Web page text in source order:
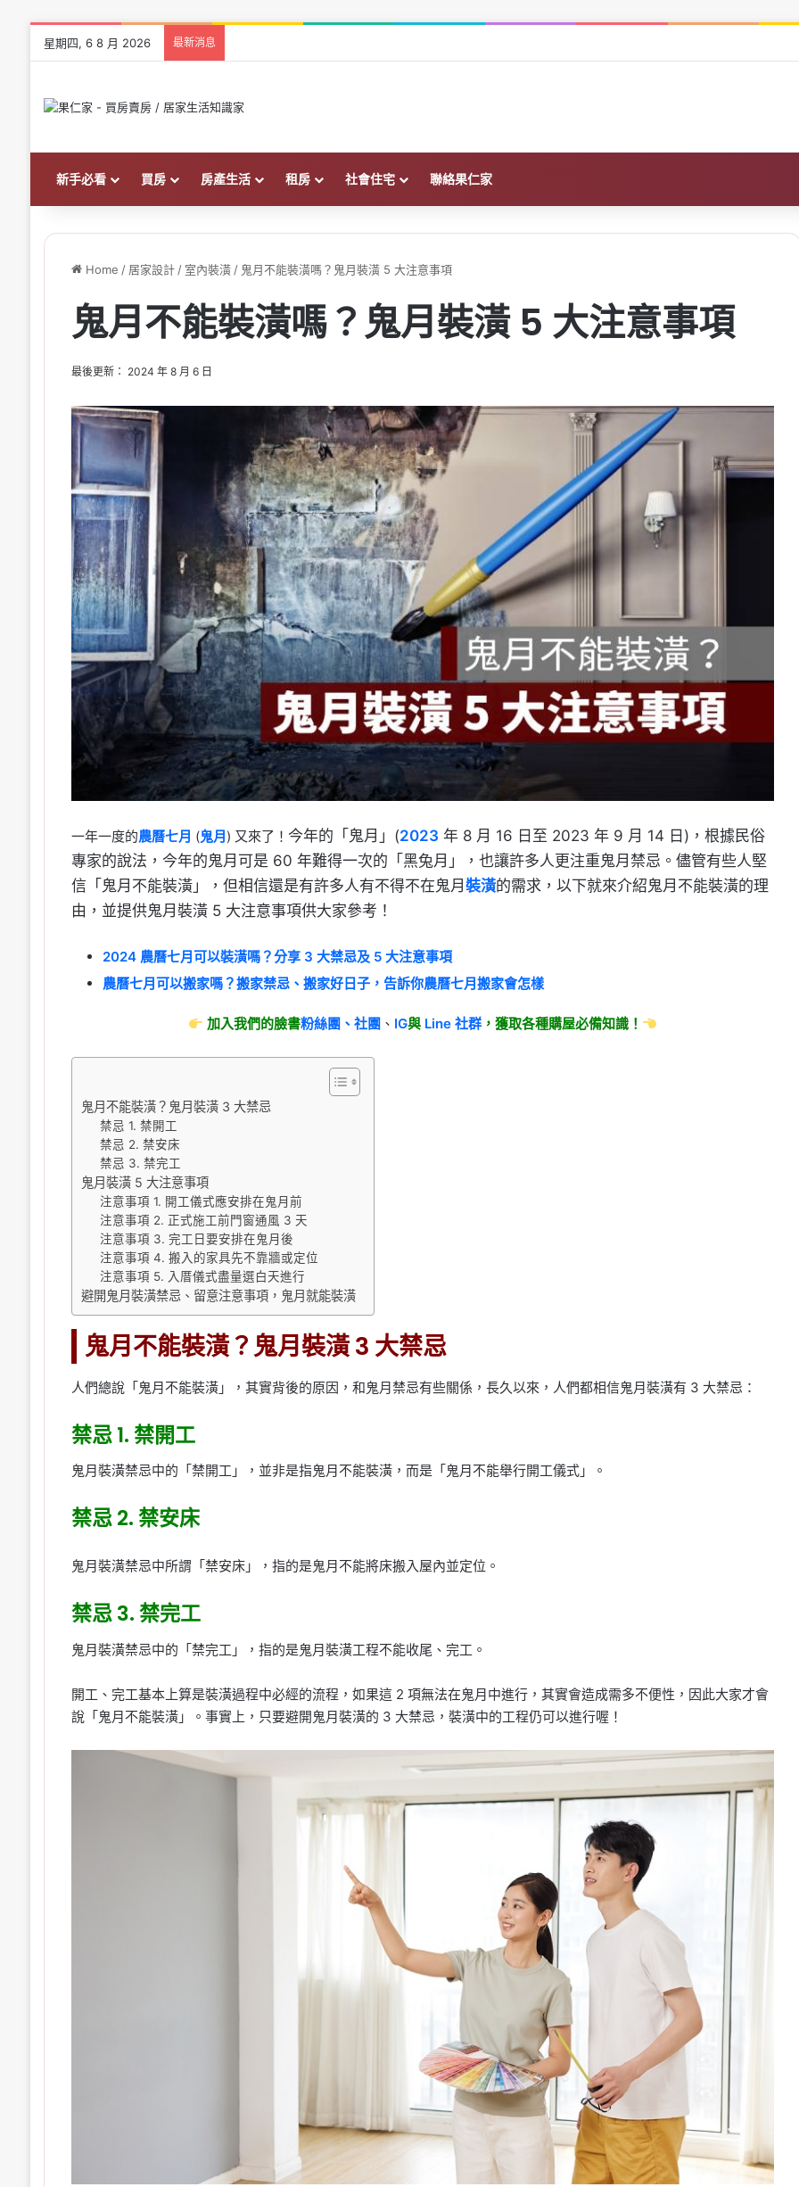
星期四, 6 8 月 2026 最新消息
新手必看 買房 房產生活 租房 社會住宅 聯絡果仁家
Home / 居家設計 / 室內裝潢 / 鬼月不能裝潢嗎？鬼月裝潢 5 大注意事項
鬼月不能裝潢嗎？鬼月裝潢 5 大注意事項
最後更新： 2024 年 8 月 6 日
一年一度的農曆七月 (鬼月 ) 又來了！ 今年的「鬼月」(2023 年 8 月 16 日至 2023 年 9 月 14 日)，根據民俗
專家的說法，今年的鬼月可是 60 年難得一次的「黑兔月」，也讓許多人更注重鬼月禁忌。儘管有些人堅
信「鬼月不能裝潢」，但相信還是有許多人有不得不在鬼月 裝潢的需求，以下就來介紹鬼月不能裝潢的理
由，並提供鬼月裝潢 5 大注意事項供大家參考！
2024 農曆七月可以裝潢嗎？分享 3 大禁忌及 5 大注意事項
農曆七月可以搬家嗎？搬家禁忌、搬家好日子，告訴你農曆七月搬家會怎樣
加入我們的臉書粉絲團、 社團 、 IG與 Line 社群，獲取各種購屋必備知識！
鬼月不能裝潢？鬼月裝潢 3 大禁忌
禁忌 1. 禁開工
禁忌 2. 禁安床
禁忌 3. 禁完工
鬼月裝潢 5 大注意事項
注意事項 1. 開工儀式應安排在鬼月前
注意事項 2. 正式施工前門窗通風 3 天
注意事項 3. 完工日要安排在鬼月後
注意事項 4. 搬入的家具先不靠牆或定位
注意事項 5. 入厝儀式盡量選白天進行
避開鬼月裝潢禁忌、留意注意事項，鬼月就能裝潢
鬼月不能裝潢？鬼月裝潢 3 大禁忌
人們總說「鬼月不能裝潢」，其實背後的原因，和鬼月禁忌有些關係，長久以來，人們都相信鬼月裝潢有 3 大禁忌：
禁忌 1. 禁開工
鬼月裝潢禁忌中的「禁開工」，並非是指鬼月不能裝潢，而是「鬼月不能舉行開工儀式」。
禁忌 2. 禁安床
鬼月裝潢禁忌中所謂「禁安床」，指的是鬼月不能將床搬入屋內並定位。
禁忌 3. 禁完工
鬼月裝潢禁忌中的「禁完工」，指的是鬼月裝潢工程不能收尾、完工。
開工、完工基本上算是裝潢過程中必經的流程，如果這 2 項無法在鬼月中進行，其實會造成需多不便性，因此大家才會
說「鬼月不能裝潢」。事實上，只要避開鬼月裝潢的 3 大禁忌，裝潢中的工程仍可以進行喔！